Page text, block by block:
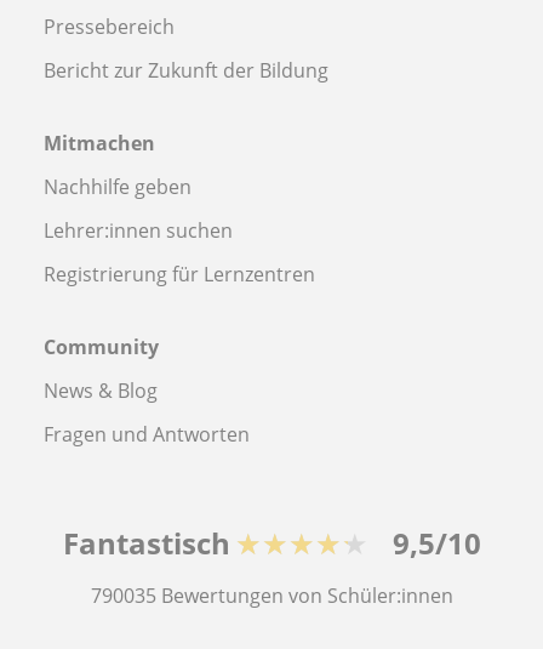
Pressebereich
Bericht zur Zukunft der Bildung
Mitmachen
Nachhilfe geben
Lehrer:innen suchen
Registrierung für Lernzentren
Community
News & Blog
Fragen und Antworten
Fantastisch ★★★★★ 9,5/10
790035 Bewertungen von Schüler:innen